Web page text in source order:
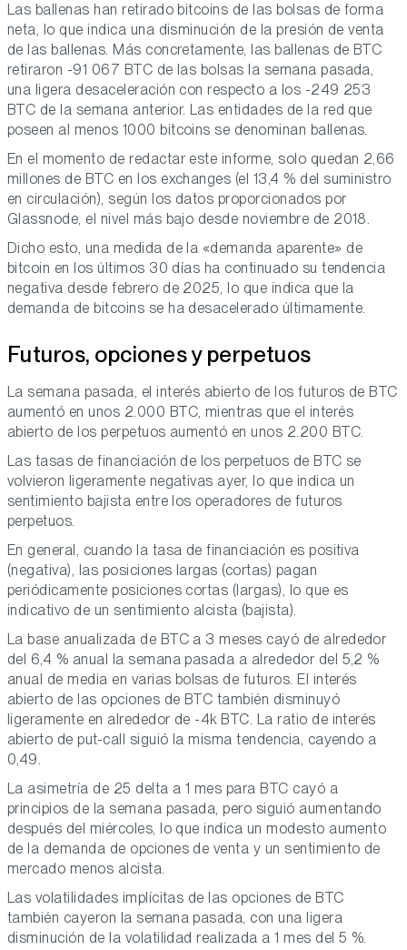
Las ballenas han retirado bitcoins de las bolsas de forma
neta, lo que indica una disminución de la presión de venta
de las ballenas. Más concretamente, las ballenas de BTC
retiraron -91 067 BTC de las bolsas la semana pasada,
una ligera desaceleración con respecto a los -249 253
BTC de la semana anterior. Las entidades de la red que
poseen al menos 1000 bitcoins se denominan ballenas.
En el momento de redactar este informe, solo quedan 2,66
millones de BTC en los exchanges (el 13,4 % del suministro
en circulación), según los datos proporcionados por
Glassnode, el nivel más bajo desde noviembre de 2018.
Dicho esto, una medida de la «demanda aparente» de
bitcoin en los últimos 30 días ha continuado su tendencia
negativa desde febrero de 2025, lo que indica que la
demanda de bitcoins se ha desacelerado últimamente.
Futuros, opciones y perpetuos
La semana pasada, el interés abierto de los futuros de BTC
aumentó en unos 2.000 BTC, mientras que el interés
abierto de los perpetuos aumentó en unos 2.200 BTC.
Las tasas de financiación de los perpetuos de BTC se
volvieron ligeramente negativas ayer, lo que indica un
sentimiento bajista entre los operadores de futuros
perpetuos.
En general, cuando la tasa de financiación es positiva
(negativa), las posiciones largas (cortas) pagan
periódicamente posiciones cortas (largas), lo que es
indicativo de un sentimiento alcista (bajista).
La base anualizada de BTC a 3 meses cayó de alrededor
del 6,4 % anual la semana pasada a alrededor del 5,2 %
anual de media en varias bolsas de futuros. El interés
abierto de las opciones de BTC también disminuyó
ligeramente en alrededor de -4k BTC. La ratio de interés
abierto de put-call siguió la misma tendencia, cayendo a
0,49.
La asimetría de 25 delta a 1 mes para BTC cayó a
principios de la semana pasada, pero siguió aumentando
después del miércoles, lo que indica un modesto aumento
de la demanda de opciones de venta y un sentimiento de
mercado menos alcista.
Las volatilidades implícitas de las opciones de BTC
también cayeron la semana pasada, con una ligera
disminución de la volatilidad realizada a 1 mes del 5 %.